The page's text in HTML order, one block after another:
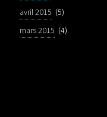
avril 2015 (5)
mars 2015 (4)